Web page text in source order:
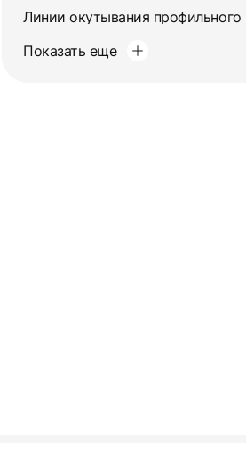
Линии окутывания профильного
Показать еще